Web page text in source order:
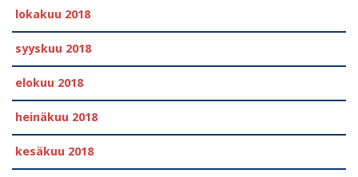
lokakuu 2018
syyskuu 2018
elokuu 2018
heinäkuu 2018
kesäkuu 2018